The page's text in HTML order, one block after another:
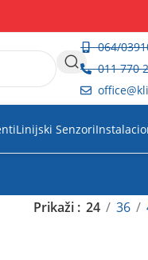
064/
011 770
Linijski Senzori
Prikaži 24 36